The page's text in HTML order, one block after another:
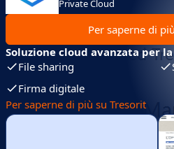
Private Cloud
Per saperne di più
Soluzione cloud avanzata per
File sharing
Firma digitale
Per saperne di più su Tresorit